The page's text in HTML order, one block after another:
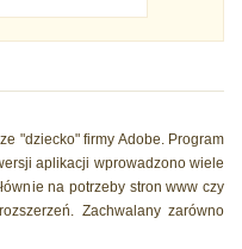
"dziecko" firmy Adobe. Program
aplikacji wprowadzono wiele
na potrzeby stron www czy
Zachwalany zarówno